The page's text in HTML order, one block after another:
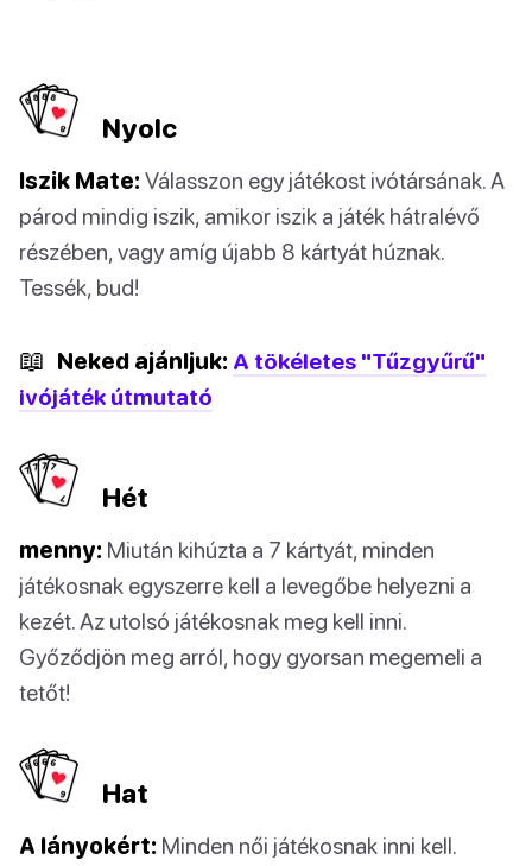
Nyolc
Iszik Mate: Válasszon egy játékost ivótársának. A
párod mindig iszik, amikor iszik a játék hátralévő
részében, vagy amíg újabb 8 kártyát húznak.
Tessék, bud!
📖 Neked ajánljuk: A tökéletes "Tűzgyűrű"
ivójáték útmutató
Hét
menny: Miután kihúzta a 7 kártyát, minden
játékosnak egyszerre kell a levegőbe helyezni a
kezét. Az utolsó játékosnak meg kell inni.
Győződjön meg arról, hogy gyorsan megemeli a
tetőt!
Hat
A lányokért: Minden női játékosnak inni kell.